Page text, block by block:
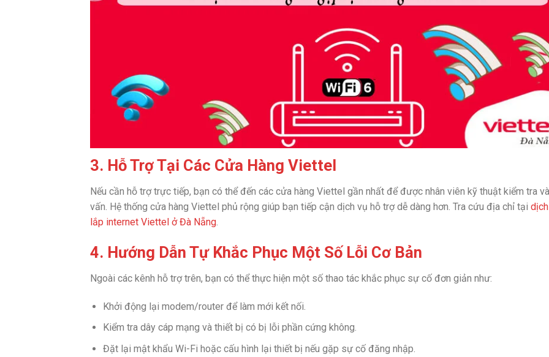
3. Hỗ Trợ Tại Các Cửa Hàng Viettel
Nếu cần hỗ trợ trực tiếp, bạn có thể đến các cửa hàng Viettel gần nhất để được nhân viên kỹ thuật kiểm tra
vấn. Hệ thống cửa hàng Viettel phủ rộng giúp bạn tiếp cận dịch vụ hỗ trợ dễ dàng hơn. Tra cứu địa chỉ tại
lắp internet Viettel ở Đà Nẵng.
4. Hướng Dẫn Tự Khắc Phục Một Số Lỗi Cơ Bản
Ngoài các kênh hỗ trợ trên, bạn có thể thực hiện một số thao tác khắc phục sự cố đơn giản như:
Khởi động lại modem/router để làm mới kết nối.
Kiểm tra dây cáp mạng và thiết bị có bị lỗi phần cứng không.
Đặt lại mật khẩu Wi-Fi hoặc cấu hình lại thiết bị nếu gặp sự cố đăng nhập.